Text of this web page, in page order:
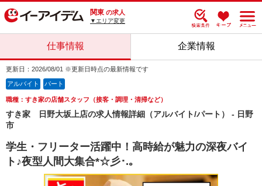
関東 の求人
▼エリア変更
仕事情報 企業情報
更新日：2026/08/01 ※更新日時点の最新情報です
アルバイト パート
職種：すき家の店舗スタッフ（接客・調理・清掃など）
すき家 日野大坂上店の求人情報詳細（アルバイト/パート） - 日野
市
学生・フリーター活躍中！高時給が魅力の深夜バイ
ト♪夜型人間大集合*☆彡･.｡